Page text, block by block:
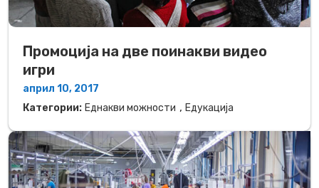
Промоција на две поинакви видео
игри
април 10, 2017
Категории: Еднакви можности , Едукација